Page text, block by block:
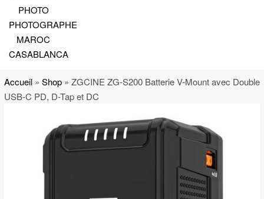
Accueil » Shop » ZGCINE ZG-S200 Batterie V-Mount avec Double
USB-C PD, D-Tap et DC